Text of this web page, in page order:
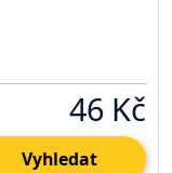
46 Kč
Vyhledat